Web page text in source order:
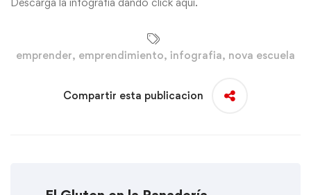
emprender, emprendimiento, infografia, nova escuela
Compartir esta publicacion